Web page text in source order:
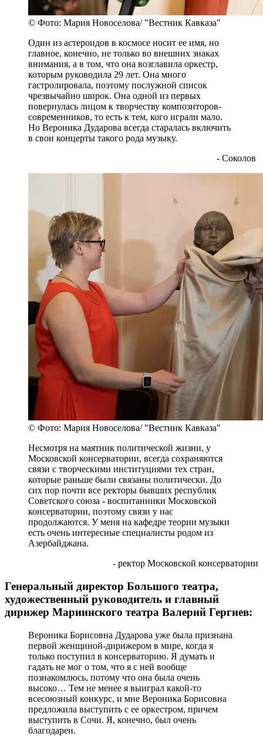
© Фото: Мария Новоселова/ "Вестник Кавказа"
Один из астероидов в космосе носит ее имя, но
главное, конечно, не только во внешних знаках
внимания, а в том, что она возглавила оркестр,
которым руководила 29 лет. Она много
гастролировала, поэтому послужной список
чрезвычайно широк. Она одной из первых
повернулась лицом к творчеству композиторов-
современников, то есть к тем, кого играли мало.
Но Вероника Дударова всегда старалась включить
в свои концерты такого рода музыку.
- Соколов
© Фото: Мария Новоселова/ "Вестник Кавказа"
Несмотря на маятник политической жизни, у
Московской консерватории, всегда сохраняются
связи с творческими институциями тех стран,
которые раньше были связаны политически. До
сих пор почти все ректоры бывших республик
Советского союза - воспитанники Московской
консерватории, поэтому связи у нас
продолжаются. У меня на кафедре теории музыки
есть очень интересные специалисты родом из
Азербайджана.
- ректор Московской консерватории
Генеральный директор Большого театра,
художественный руководитель и главный
дирижер Мариинского театра Валерий Гергиев:
Вероника Борисовна Дударова уже была признана
первой женщиной-дирижером в мире, когда я
только поступил в консерваторию. Я думать и
гадать не мог о том, что я с ней вообще
познакомлюсь, потому что она была очень
высоко… Тем не менее я выиграл какой-то
всесоюзный конкурс, и мне Вероника Борисовна
предложила выступить с ее оркестром, причем
выступить в Сочи. Я, конечно, был очень
благодарен.